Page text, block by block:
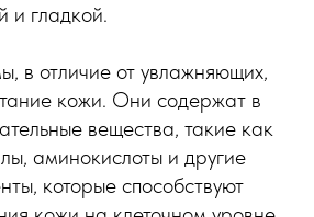
и гладкой.
в отличие от увлажняющих,
кожи. Они содержат в
вещества, такие как
аминокислоты и другие
которые способствуют